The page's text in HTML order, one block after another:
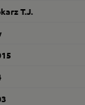
T.J.